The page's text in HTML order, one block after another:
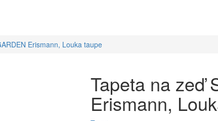
Erismann, Louka taupe
Tapeta na zeď
Erismann,